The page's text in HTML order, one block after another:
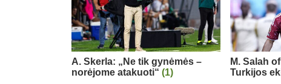
A. Skerla: „Ne tik gynėmės –
norėjome atakuoti“ (1)
M. Salah
Turkijos